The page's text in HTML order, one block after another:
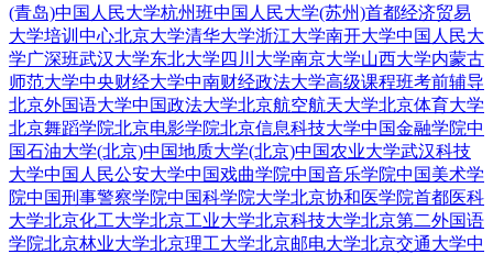
(青岛)中国人民大学杭州班中国人民大学(苏州)首都经济贸易
大学培训中心北京大学清华大学浙江大学南开大学中国人民大
学广深班武汉大学东北大学 四川大学南京大学山西大学内蒙古
师范大学中央财经大学中南财经政法大学高级课程班考前辅导
北京外国语大学中国政法大学北京航空航天大学北京体育大学
北京舞蹈学院北京电影学院北京信息科技大学中国金融学院中
国石油大学(北京)中国地质大学(北京)中国农业大学武汉科技
大学中国人民公安大学中国戏曲学院中国音乐学院中国美术学
院中国刑事警察学院中国科学院大学北京协和医学院首都医科
大学北京化工大学北京工业大学北京科技大学北京第二外国语
学院北京林业大学北京理工大学北京邮电大学北京交通大学中